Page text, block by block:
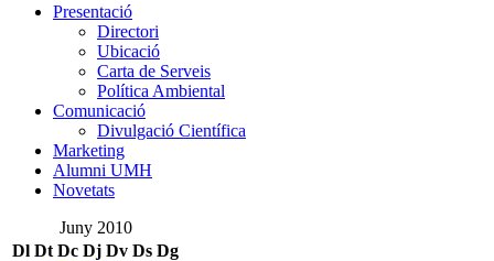
Presentació
Presentació
Directori
Ubicació
Carta de Serveis
Política Ambiental
Comunicació
Comunicació
Divulgació Científica
Marketing
Alumni UMH
Novetats
Juny 2010
Dl Dt Dc Dj Dv Ds Dg